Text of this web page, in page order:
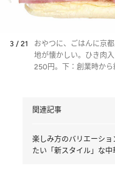
3 / 21
おやつに、ごはんに京
地が懐かしい。ひき肉
250円。下：創業時から
関連記事
楽しみ方のバリエーシ
たい「新スタイル」な中